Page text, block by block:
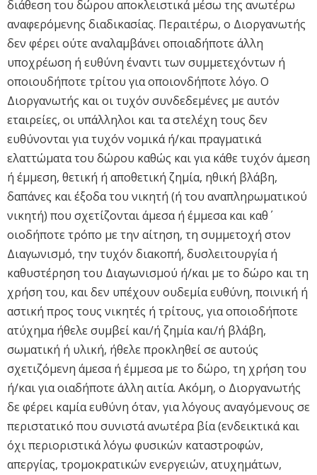
διάθεση του δώρου αποκλειστικά μέσω της ανωτέρω
αναφερόμενης διαδικασίας. Περαιτέρω, ο Διοργανωτής
δεν φέρει ούτε αναλαμβάνει οποιαδήποτε άλλη
υποχρέωση ή ευθύνη έναντι των συμμετεχόντων ή
οποιουδήποτε τρίτου για οποιονδήποτε λόγο. Ο
Διοργανωτής και οι τυχόν συνδεδεμένες με αυτόν
εταιρείες, οι υπάλληλοι και τα στελέχη τους δεν
ευθύνονται για τυχόν νομικά ή/και πραγματικά
ελαττώματα του δώρου καθώς και για κάθε τυχόν άμεση
ή έμμεση, θετική ή αποθετική ζημία, ηθική βλάβη,
δαπάνες και έξοδα του νικητή (ή του αναπληρωματικού
νικητή) που σχετίζονται άμεσα ή έμμεσα και καθ΄
οιοδήποτε τρόπο με την αίτηση, τη συμμετοχή στον
Διαγωνισμό, την τυχόν διακοπή, δυσλειτουργία ή
καθυστέρηση του Διαγωνισμού ή/και με το δώρο και τη
χρήση του, και δεν υπέχουν ουδεμία ευθύνη, ποινική ή
αστική προς τους νικητές ή τρίτους, για οποιοδήποτε
ατύχημα ήθελε συμβεί και/ή ζημία και/ή βλάβη,
σωματική ή υλική, ήθελε προκληθεί σε αυτούς
σχετιζόμενη άμεσα ή έμμεσα με το δώρο, τη χρήση του
ή/και για οιαδήποτε άλλη αιτία. Ακόμη, ο Διοργανωτής
δε φέρει καμία ευθύνη όταν, για λόγους αναγόμενους σε
περιστατικό που συνιστά ανωτέρα βία (ενδεικτικά και
όχι περιοριστικά λόγω φυσικών καταστροφών,
απεργίας, τρομοκρατικών ενεργειών, ατυχημάτων,